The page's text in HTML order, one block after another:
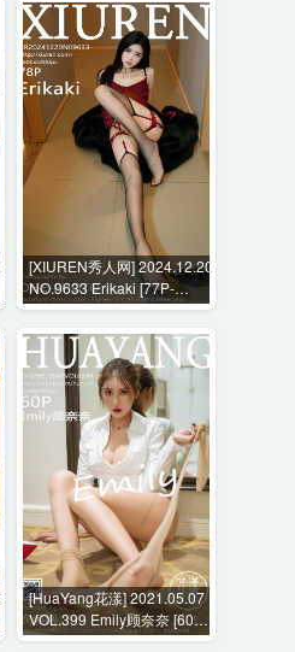
[XIUREN秀人网] 2024.12.20
NO.9633 Erikaki [77P-
914MB]
[HuaYang花漾] 2021.05.07
VOL.399 Emily顾奈奈 [60P-
651MB]